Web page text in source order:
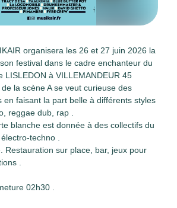
organisera les 26 et 27 juin 2026 la
festival dans le cadre enchanteur du
LISLEDON à VILLEMANDEUR 45
la scène A se veut curieuse des
en faisant la part belle à différents styles
reggae dub, rap .
blanche est donnée à des collectifs du
techno .
Restauration sur place, bar, jeux pour
.
02h30 .